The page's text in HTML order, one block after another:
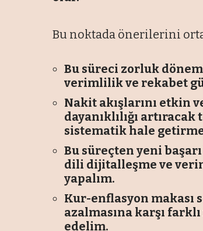
Bu noktada önerilerini
Bu süreci zorluk
verimlilik ve rekabet
Nakit akışlarını etkin
dayanıklılığı
sistematik hale
Bu süreçten yeni
dili dijitalleşme ve
yapalım.
Kur-enflasyon
azalmasına karşı
edelim.